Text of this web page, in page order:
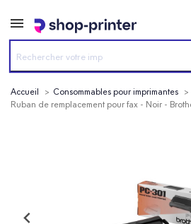
Accueil
Consommables pour imprimantes
Ruban de remplacement pour fax - Noir -